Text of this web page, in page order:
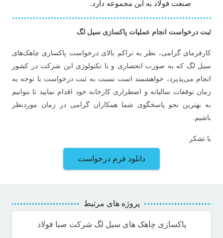
صنعت فولاد به این مجموعه دارد.
ثبت درخواست انجام عملیات پاکسازی سیل لگ
کارفرمای گرامی، نظر به تراکم بالای درخواست پاکسازی چاهک‌های
سیل لگ که به صورت انحصاری و با تکنولوژی این شرکت در کشور
انجام می‌پذیرد، خواهشمند است نسبت به ثبت درخواست با توجه به
زمان توقفات سالیانه و اضطراری کارخانه خود اقدام نمایید تا بتوانیم
به بهترین نحو پاسخگوی شما همکاران گرامی در زمان موردنظر
باشیم.
با تشکر
دانلود فرم درخواست
پروژه های مرتبط
پاکسازی چاهک های سیل لگ شرکت صبا فولاد